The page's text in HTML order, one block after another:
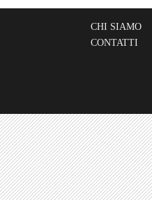
CHI SIAMO
CONTATTI